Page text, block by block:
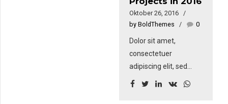
venenatis faucibus.
Oktober 26, 2016
by BoldThemes
0
Dolor sit amet,
consectetuer
adipiscing elit, sed
diam nonummy nibh